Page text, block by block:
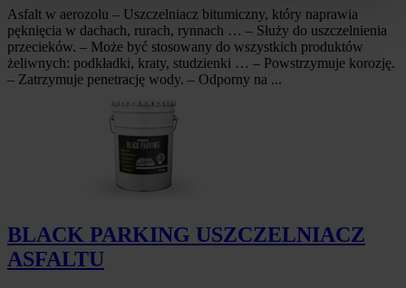
Asfalt w aerozolu – Uszczelniacz bitumiczny, który naprawia
pęknięcia w dachach, rurach, rynnach … – Służy do uszczelnienia
przecieków. – Może być stosowany do wszystkich produktów
żeliwnych: podkładki, kraty, studzienki … – Powstrzymuje korozję.
– Zatrzymuje penetrację wody. – Odporny na ...
BLACK PARKING USZCZELNIACZ
ASFALTU